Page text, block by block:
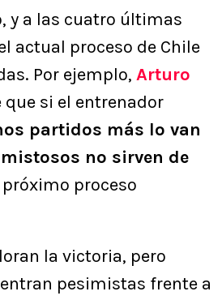
y a las cuatro últimas
actual proceso de Chile
Por ejemplo, Arturo
que si el entrenador
partidos más lo van
no sirven de
próximo proceso
la victoria, pero
pesimistas frente a